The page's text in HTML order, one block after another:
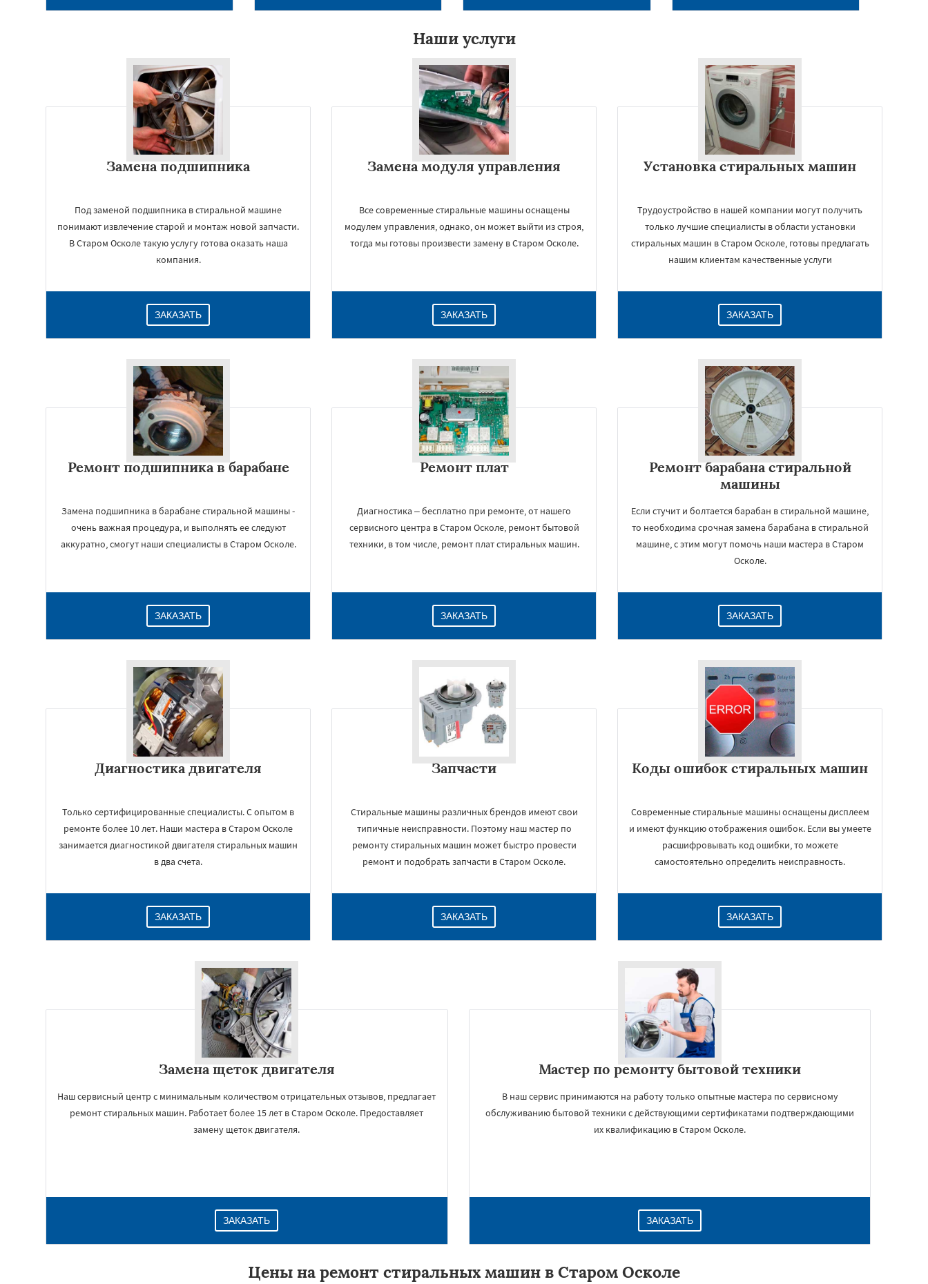
Наши услуги
Замена подшипника
Под заменой подшипника в стиральной машине
понимают извлечение старой и монтаж новой запчасти.
В Старом Осколе такую услугу готова оказать наша
компания.
ЗАКАЗАТЬ
Замена модуля управления
Все современные стиральные машины оснащены
модулем управления, однако, он может выйти из строя,
тогда мы готовы произвести замену в Старом Осколе.
ЗАКАЗАТЬ
Установка стиральных машин
Трудоустройство в нашей компании могут получить
только лучшие специалисты в области установки
стиральных машин в Старом Осколе, готовы предлагать
нашим клиентам качественные услуги
ЗАКАЗАТЬ
Ремонт подшипника в барабане
Замена подшипника в барабане стиральной машины -
очень важная процедура, и выполнять ее следуют
аккуратно, смогут наши специалисты в Старом Осколе.
ЗАКАЗАТЬ
Ремонт плат
Диагностика – бесплатно при ремонте, от нашего
сервисного центра в Старом Осколе, ремонт бытовой
техники, в том числе, ремонт плат стиральных машин.
ЗАКАЗАТЬ
Ремонт барабана стиральной
машины
Если стучит и болтается барабан в стиральной машине,
то необходима срочная замена барабана в стиральной
машине, с этим могут помочь наши мастера в Старом
Осколе.
ЗАКАЗАТЬ
Диагностика двигателя
Только сертифицированные специалисты. С опытом в
ремонте более 10 лет. Наши мастера в Старом Осколе
занимается диагностикой двигателя стиральных машин
в два счета.
ЗАКАЗАТЬ
Запчасти
Стиральные машины различных брендов имеют свои
типичные неисправности. Поэтому наш мастер по
ремонту стиральных машин может быстро провести
ремонт и подобрать запчасти в Старом Осколе.
ЗАКАЗАТЬ
Коды ошибок стиральных машин
Современные стиральные машины оснащены дисплеем
и имеют функцию отображения ошибок. Если вы умеете
расшифровывать код ошибки, то можете
самостоятельно определить неисправность.
ЗАКАЗАТЬ
Замена щеток двигателя
Наш сервисный центр с минимальным количеством отрицательных отзывов, предлагает
ремонт стиральных машин. Работает более 15 лет в Старом Осколе. Предоставляет
замену щеток двигателя.
ЗАКАЗАТЬ
Мастер по ремонту бытовой техники
В наш сервис принимаются на работу только опытные мастера по сервисному
обслуживанию бытовой техники с действующими сертификатами подтверждающими
их квалификацию в Старом Осколе.
ЗАКАЗАТЬ
Цены на ремонт стиральных машин в Старом Осколе
Даю согласие на обработку персональных данных